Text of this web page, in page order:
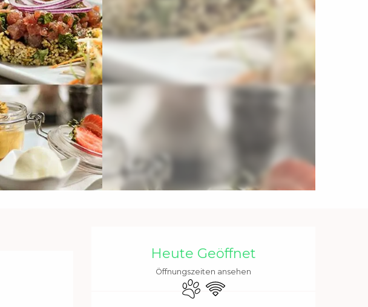
Öffnungszeiten &
Heute Geöffnet
Öffnungszeiten ansehen
Tiere erlaubt
Wi-Fi